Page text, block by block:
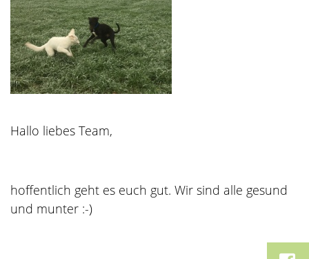
Hallo liebes Team,
hoffentlich geht es euch gut. Wir sind alle gesund
und munter :-)